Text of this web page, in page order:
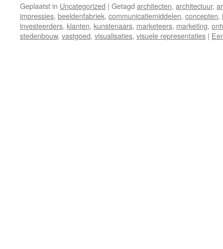
Geplaatst in Uncategorized | Getagd architecten, architectuur,
impressies, beeldenfabriek, communicatiemiddelen, concepten,
investeerders, klanten, kunstenaars, marketeers, marketing,
stedenbouw, vastgoed, visualisaties, visuele representaties |